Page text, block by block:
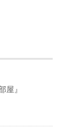
屋』